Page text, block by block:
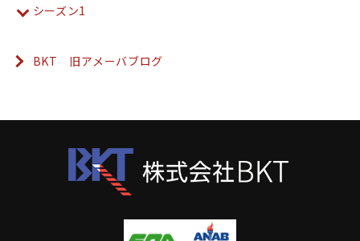
シーズン1
BKT 旧アメーバブログ